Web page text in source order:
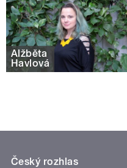
Alžběta
Havlová
Český rozhlas